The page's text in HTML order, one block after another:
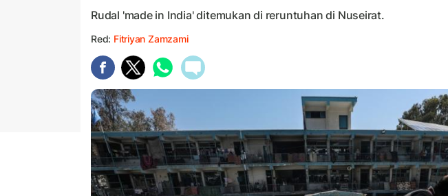
Rudal 'made in India' ditemukan di reruntuhan di Nuseirat.
Red: Fitriyan Zamzami